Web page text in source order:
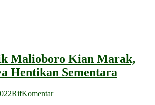
Malioboro Kian Marak,
Hentikan Sementara
RifKomentar